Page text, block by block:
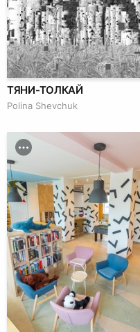
ТЯНИ-ТОЛКАЙ
Polina Shevchuk